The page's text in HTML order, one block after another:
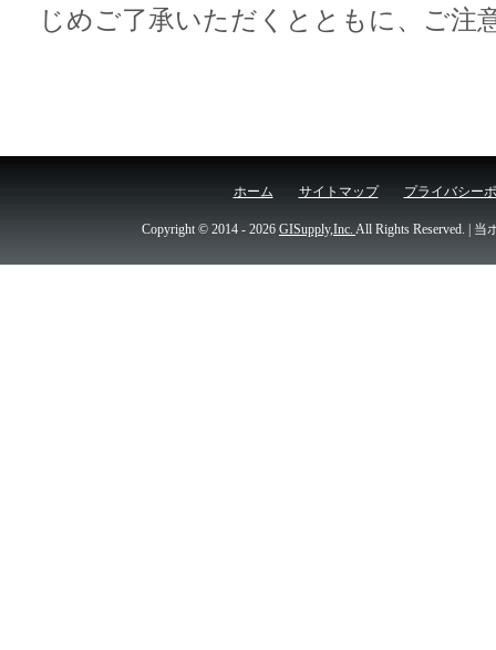
じめご了承いただくとともに、ご注
ホーム サイトマップ プライバシー
Copyright © 2014 - 2026 GISupply,Inc. All Rights Reserved. |